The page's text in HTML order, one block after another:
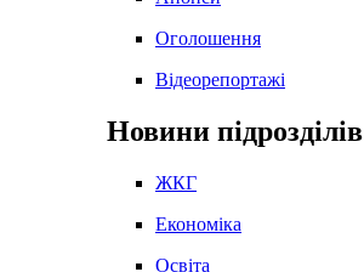
Оголошення
Відеорепортажі
Новини підрозділів
ЖКГ
Економіка
Освіта